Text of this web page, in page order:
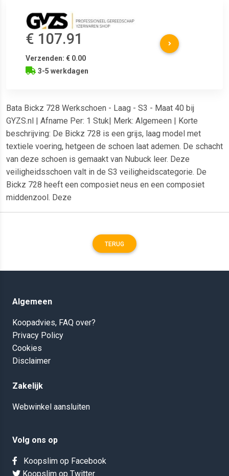
€ 107.91
Verzenden: € 0.00
3-5 werkdagen
Bata Bickz 728 Werkschoen - Laag - S3 - Maat 40 bij
GYZS.nl | Afname Per: 1 Stuk| Merk: Algemeen | Korte
beschrijving: De Bickz 728 is een grijs, laag model met
textiele voering, hetgeen de schoen laat ademen. De schacht
van deze schoen is gemaakt van Nubuck leer. Deze
veiligheidsschoen valt in de S3 veiligheidscategorie. De
Bickz 728 heeft een composiet neus en een composiet
middenzool. Deze
TERUG
Algemeen
Koopadvies, FAQ over?
Privacy Policy
Cookies
Disclaimer
Zakelijk
Webwinkel aansluiten
Volg ons op
Koopslim op Facebook
Koopslim op Twitter